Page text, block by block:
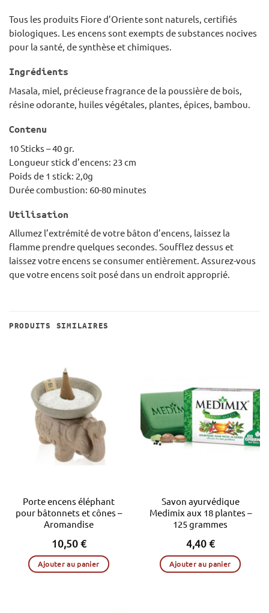
Tous les produits Fiore d’Oriente sont naturels, certifiés
biologiques. Les encens sont exempts de substances nocives
pour la santé, de synthèse et chimiques.
Ingrédients
Masala, miel, précieuse fragrance de la poussière de bois,
résine odorante, huiles végétales, plantes, épices, bambou.
Contenu
10 Sticks – 40 gr.
Longueur stick d’encens: 23 cm
Poids de 1 stick: 2,0g
Durée combustion: 60-80 minutes
Utilisation
Allumez l’extrémité de votre bâton d’encens, laissez la
flamme prendre quelques secondes. Soufflez dessus et
laissez votre encens se consumer entièrement. Assurez-vous
que votre encens soit posé dans un endroit approprié.
PRODUITS SIMILAIRES
Porte encens éléphant
pour bâtonnets et cônes –
Aromandise
10,50€
Ajouter au panier
Savon ayurvédique
Medimix aux 18 plantes –
125 grammes
4,40€
Ajouter au panier